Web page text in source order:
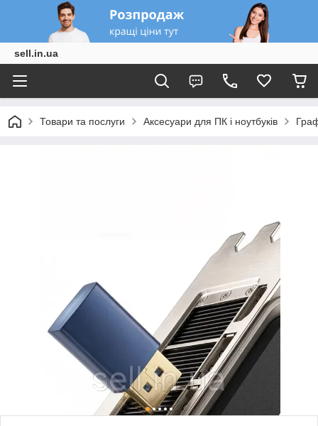
sell.in.ua
Товари та послуги Аксесуари для ПК і ноутбуків